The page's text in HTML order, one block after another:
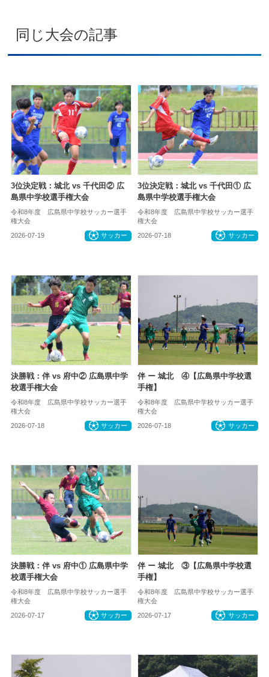
同じ大会の記事
3位決定戦：城北 vs 千代田② 広
島県中学校選手権大会
令和8年度 広島県中学校サッカー選手
権大会
2026-07-19 サッカー
3位決定戦：城北 vs 千代田① 広
島県中学校選手権大会
令和8年度 広島県中学校サッカー選手
権大会
2026-07-18 サッカー
決勝戦：伴 vs 府中② 広島県中学
校選手権大会
令和8年度 広島県中学校サッカー選手
権大会
2026-07-18 サッカー
伴 ー 城北 ④【広島県中学校選
手権】
令和8年度 広島県中学校サッカー選手
権大会
2026-07-18 サッカー
決勝戦：伴 vs 府中① 広島県中学
校選手権大会
令和8年度 広島県中学校サッカー選手
権大会
2026-07-17 サッカー
伴 ー 城北 ③【広島県中学校選
手権】
令和8年度 広島県中学校サッカー選手
権大会
2026-07-17 サッカー